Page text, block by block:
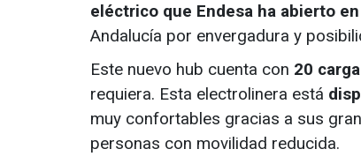
eléctrico que Endesa ha abierto
Andalucía por envergadura y
Este nuevo hub cuenta con 20
requiera. Esta electrolinera está
muy confortables gracias a sus
personas con movilidad reducida.